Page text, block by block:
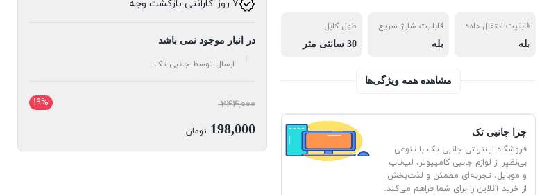
قابلیت انتقال داده
بله
قابلیت شارژ سریع
بله
طول کابل
30 سانتی متر
مشاهده همه ویژگی‌ها
چرا جانبی تک
فروشگاه اینترنتی جانبی تک با تنوعی
بی‌نظیر از لوازم جانبی کامپیوتر، لپ‌تاپ
و موبایل، تجربه‌ای مطمئن و لذت‌بخش
از خرید آنلاین را برای شما فراهم می‌کند.
7 روز گارانتی بازگشت وجه
در انبار موجود نمی باشد
ارسال توسط جانبی تک
19% 244,000قیمت
اصلی:198,000 تومان
قیمت